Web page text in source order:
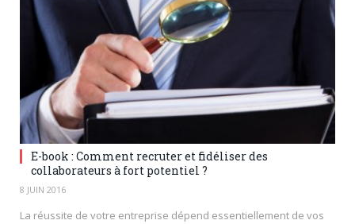
E-book : Comment recruter et fidéliser des
collaborateurs à fort potentiel ?
8 JUIN 2016
La réussite de votre entreprise dépend essentiellement de vos